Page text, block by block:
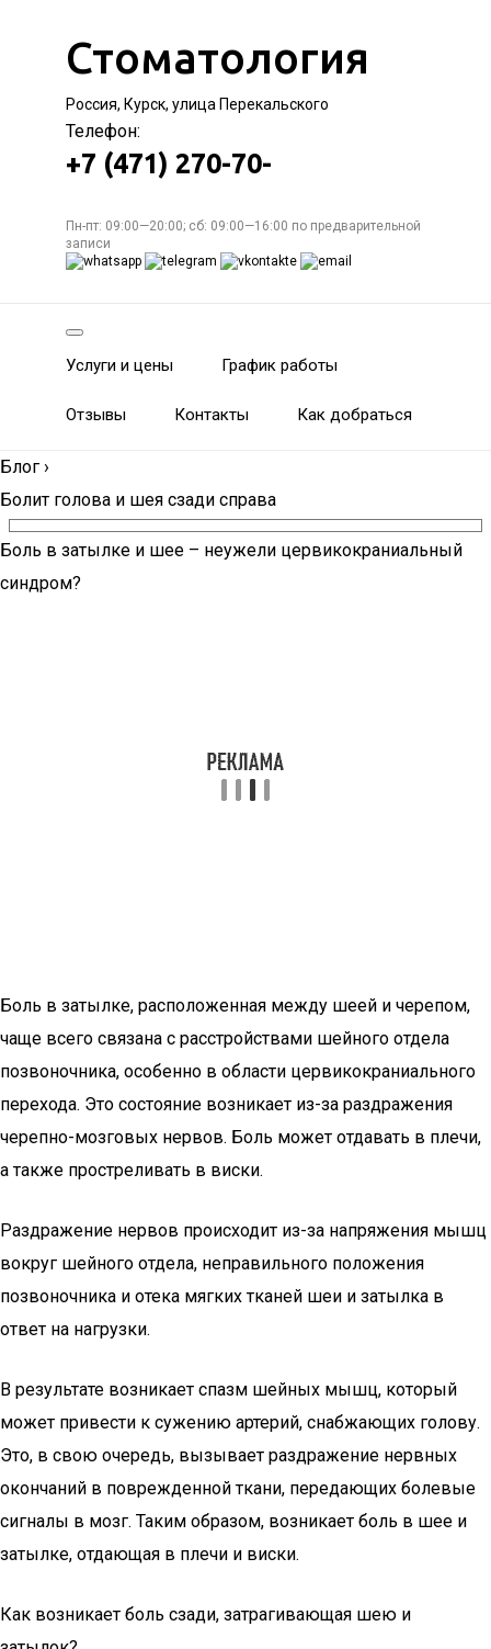
Стоматология
Россия, Курск, улица Перекальского
Телефон:
+7 (471) 270-70-
Пн-пт: 09:00—20:00; сб: 09:00—16:00 по предварительной
записи
Услуги и цены График работы
Отзывы Контакты Как добраться
Блог ›
Болит голова и шея сзади справа
Боль в затылке и шее – неужели цервикокраниальный
синдром?
Боль в затылке, расположенная между шеей и черепом,
чаще всего связана с расстройствами шейного отдела
позвоночника, особенно в области цервикокраниального
перехода. Это состояние возникает из-за раздражения
черепно-мозговых нервов. Боль может отдавать в плечи,
а также простреливать в виски.
Раздражение нервов происходит из-за напряжения мышц
вокруг шейного отдела, неправильного положения
позвоночника и отека мягких тканей шеи и затылка в
ответ на нагрузки.
В результате возникает спазм шейных мышц, который
может привести к сужению артерий, снабжающих голову.
Это, в свою очередь, вызывает раздражение нервных
окончаний в поврежденной ткани, передающих болевые
сигналы в мозг. Таким образом, возникает боль в шее и
затылке, отдающая в плечи и виски.
Как возникает боль сзади, затрагивающая шею и